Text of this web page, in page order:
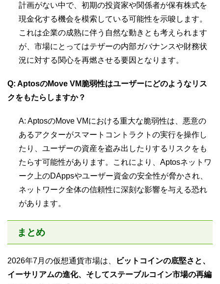
計画がない中で、初期の投資家や関係者が保有株式を
現金化する機会を模索している可能性を示唆します。
これは企業の成熟に伴う自然な動きとも考えられます
が、市場にとってはテザーの内部ガバナンスや財務状
況に対する関心を再燃させる要因となります。
Q: AptosのMove VM脆弱性はユーザーにどのようなリス
クをもたらしますか？
A: AptosのMove VMにおける重大な脆弱性は、悪意の
あるアクターがスマートコントラクトの実行を操作し
たり、ユーザーの資産を盗み出したりするリスクをも
たらす可能性があります。これにより、Aptosネットワ
ーク上のDAppsやユーザー資金の安全性が脅かされ、
ネットワーク全体の信頼性に深刻な影響を与える恐れ
があります。
まとめ
2026年7月の仮想通貨市場は、
ビットコインの底堅さと、
イーサリアムの進化、そしてステーブルコイン市場の再編